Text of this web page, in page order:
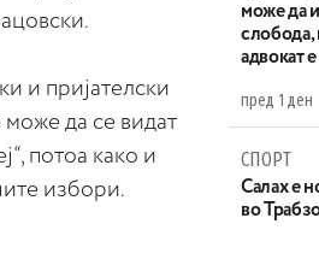
и пријателски
да се видат
потоа како и
избори.
може да
слобода,
адвокат
пред 1 ден
СПОРТ
Салах е
во